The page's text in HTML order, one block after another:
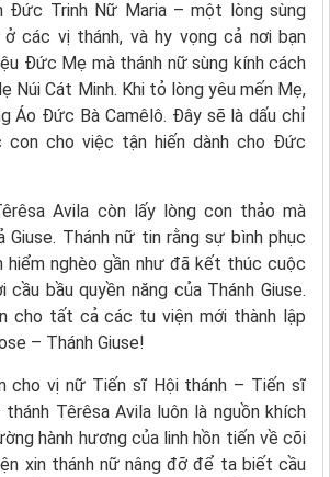
Đức Trinh Nữ Maria – một lòng sùng
các vị thánh, và hy vọng cả nơi bạn
Đức Mẹ mà thánh nữ sùng kính cách
Núi Cát Minh. Khi tỏ lòng yêu mến Mẹ,
Áo Đức Bà Camêlô. Đây sẽ là dấu chỉ
con cho việc tận hiến dành cho Đức
Avila còn lấy lòng con thảo mà
Giuse. Thánh nữ tin rằng sự bình phục
hiểm nghèo gần như đã kết thúc cuộc
cầu bầu quyền năng của Thánh Giuse.
cho tất cả các tu viện mới thành lập
– Thánh Giuse!
cho vị nữ Tiến sĩ Hội thánh – Tiến sĩ
Têrêsa Avila luôn là nguồn khích
hành hương của linh hồn tiến về cõi
xin thánh nữ nâng đỡ để ta biết cầu